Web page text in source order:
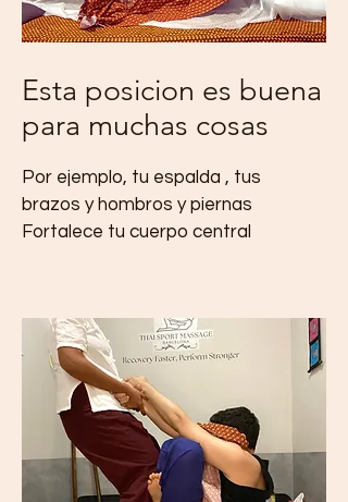
Esta posicion es buena
para muchas cosas
Por ejemplo, tu espalda , tus
brazos y hombros y piernas
Fortalece tu cuerpo central